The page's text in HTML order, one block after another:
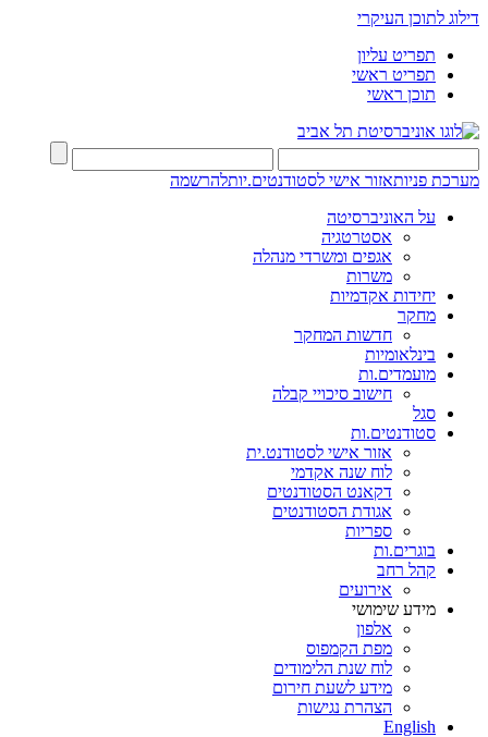
דילוג לתוכן העיקרי
תפריט עליון
תפריט ראשי
תוכן ראשי
מערכת פניותאזור אישי לסטודנטים.יותלהרשמה
על האוניברסיטה
אסטרטגיה
אגפים ומשרדי מנהלה
משרות
יחידות אקדמיות
מחקר
חדשות המחקר
בינלאומיות
מועמדים.ות
חישוב סיכויי קבלה
סגל
סטודנטים.ות
אזור אישי לסטודנט.ית
לוח שנה אקדמי
דקאנט הסטודנטים
אגודת הסטודנטים
ספריות
בוגרים.ות
קהל רחב
אירועים
מידע שימושי
אלפון
מפת הקמפוס
לוח שנת הלימודים
מידע לשעת חירום
הצהרת נגישות
English